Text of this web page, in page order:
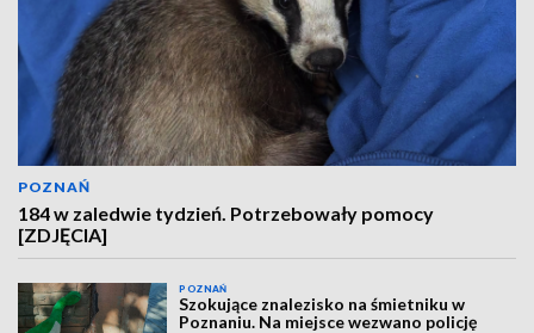
POZNAŃ
184 w zaledwie tydzień. Potrzebowały pomocy
[ZDJĘCIA]
POZNAŃ
Szokujące znalezisko na śmietniku w
Poznaniu. Na miejsce wezwano policję